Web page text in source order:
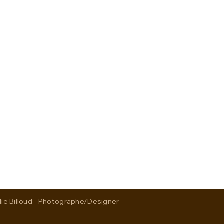
Billoud - Photographe/Designer